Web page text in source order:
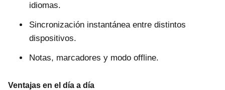
idiomas.
Sincronización instantánea entre distintos
dispositivos.
Notas, marcadores y modo offline.
Ventajas en el día a día